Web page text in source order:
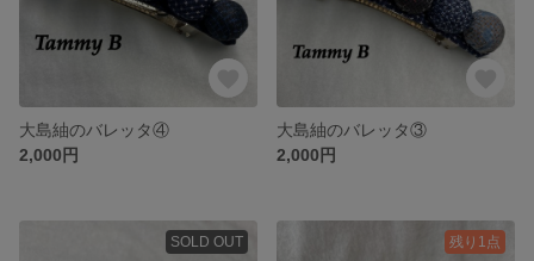
大島紬のバレッタ④
2,000円
大島紬のバレッタ③
2,000円
SOLD OUT 残り1点